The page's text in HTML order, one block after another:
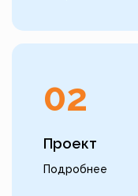
02
Проект
Подробнее